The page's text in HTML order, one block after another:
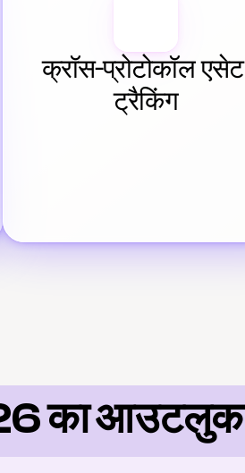
क्रॉस-प्रोटोकॉल एसेट
ट्रैकिंग
का आउटलुक